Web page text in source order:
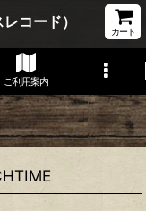
コード）
カート
ご利用案内